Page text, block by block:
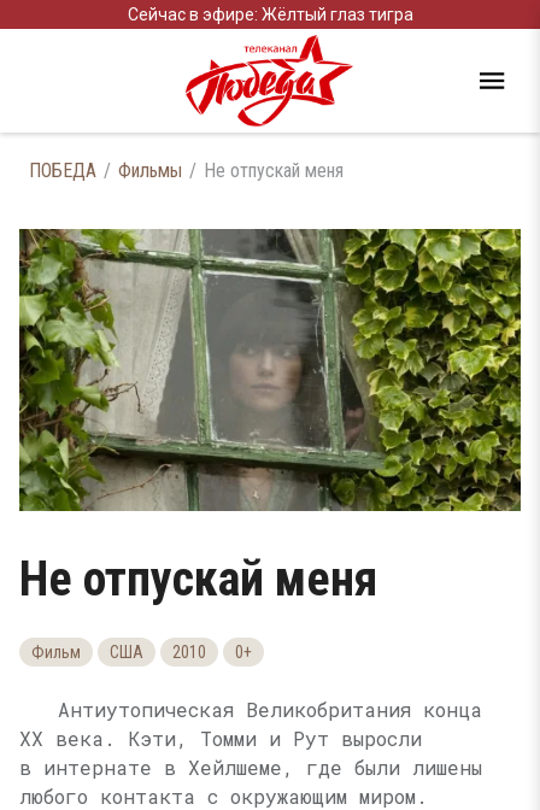
Сейчас в эфире: Жёлтый глаз тигра
ПОБЕДА Фильмы Не отпускай меня
Не отпускай меня
Фильм США 2010 0+
Антиутопическая Великобритания конца
XX века. Кэти, Томми и Рут выросли
в интернате в Хейлшеме, где были лишены
любого контакта с окружающим миром.